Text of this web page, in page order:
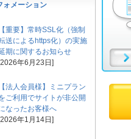
ォメーション
【重要】常時SSL化（強制
送によるhttps化）の実施
期に関するお知らせ
[2026年6月23日]
【法人会員様】ミニプラン
ご利用でサイトが非公開
なったお客様へ
[2026年1月14日]